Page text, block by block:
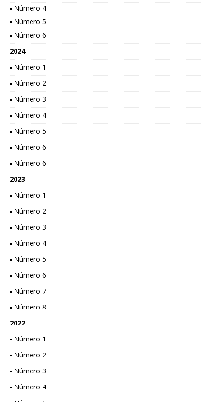
▪ Número 4
▪ Número 5
▪ Número 6
2024
▪ Número 1
▪ Número 2
▪ Número 3
▪ Número 4
▪ Número 5
▪ Número 6
▪ Número 6
2023
▪ Número 1
▪ Número 2
▪ Número 3
▪ Número 4
▪ Número 5
▪ Número 6
▪ Número 7
▪ Número 8
2022
▪ Número 1
▪ Número 2
▪ Número 3
▪ Número 4